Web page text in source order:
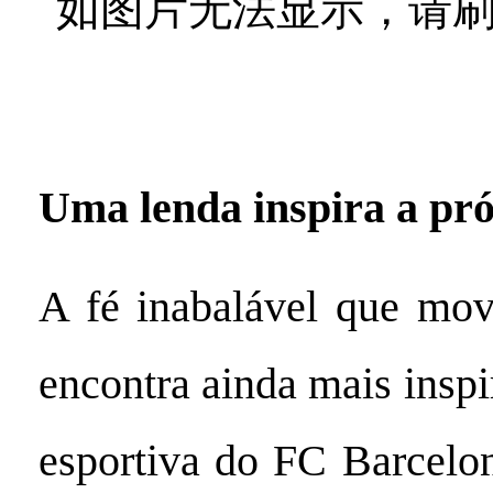
Uma lenda inspira a
A fé inabalável que
encontra ainda mais
esportiva do FC